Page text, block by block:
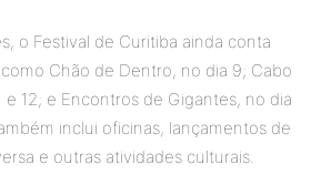
o Festival de Curitiba ainda conta
Chão de Dentro, no dia 9; Cabo
e 12; e Encontros de Gigantes, no dia
inclui oficinas, lançamentos de
e outras atividades culturais.